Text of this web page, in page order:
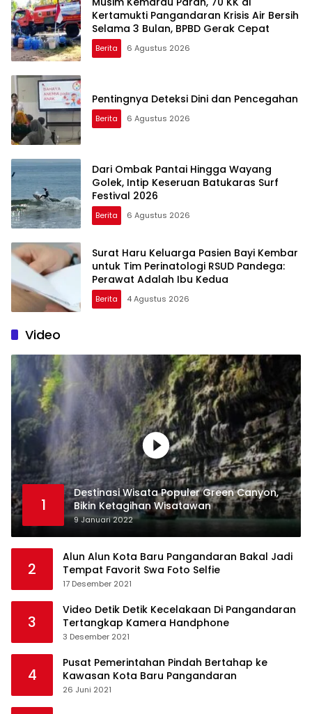
Kertamukti Pangandaran Krisis Air Bersih
Selama 3 Bulan, BPBD Gerak Cepat
Berita 6 Agustus 2026
Pentingnya Deteksi Dini dan Pencegahan
Berita 6 Agustus 2026
Dari Ombak Pantai Hingga Wayang
Golek, Intip Keseruan Batukaras Surf
Festival 2026
Berita 6 Agustus 2026
Surat Haru Keluarga Pasien Bayi Kembar
untuk Tim Perinatologi RSUD Pandega:
Perawat Adalah Ibu Kedua
Berita 4 Agustus 2026
Video
1
Destinasi Wisata Populer Green Canyon,
Bikin Ketagihan Wisatawan
9 Januari 2022
2
Alun Alun Kota Baru Pangandaran Bakal Jadi
Tempat Favorit Swa Foto Selfie
17 Desember 2021
3
Video Detik Detik Kecelakaan Di Pangandaran
Tertangkap Kamera Handphone
3 Desember 2021
4
Pusat Pemerintahan Pindah Bertahap ke
Kawasan Kota Baru Pangandaran
26 Juni 2021